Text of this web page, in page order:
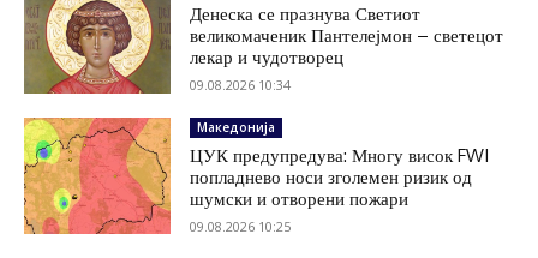
Денеска се празнува Светиот
великомаченик Пантелејмон – светецот
лекар и чудотворец
09.08.2026 10:34
Македонија
ЦУК предупредува: Многу висок FWI
попладнево носи зголемен ризик од
шумски и отворени пожари
09.08.2026 10:25